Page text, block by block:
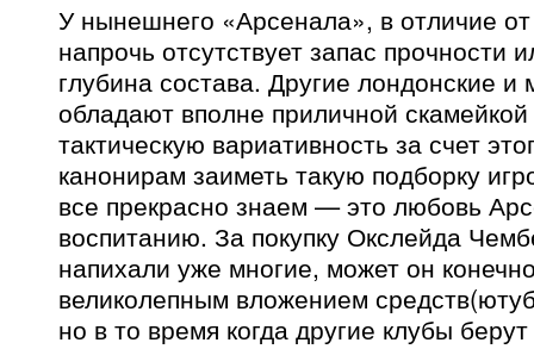
У нынешнего «Арсенала», в отличие от
напрочь отсутствует запас прочности
глубина состава. Другие лондонские и
обладают вполне приличной
тактическую вариативность за счет
канонирам заиметь такую подборку
все прекрасно знаем — это любовь
воспитанию. За покупку Окслейда
напихали уже многие, может он
великолепным вложением
но в то время когда другие клубы